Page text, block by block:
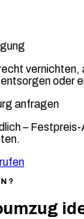
vernichten,
oder
anfragen
–